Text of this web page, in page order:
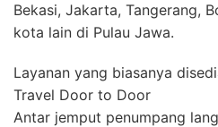
Bekasi, Jakarta, Tangerang,
kota lain di Pulau Jawa.
Layanan yang biasanya
Travel Door to Door
Antar jemput penumpang